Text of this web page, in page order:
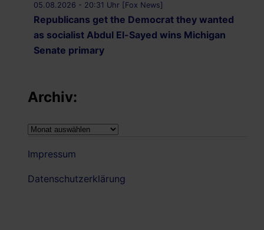
05.08.2026 - 20:31 Uhr [Fox News]
Republicans get the Democrat they wanted
as socialist Abdul El-Sayed wins Michigan
Senate primary
verge of being finalised’: Iran’s deputy
US not directly updating Israel on talks with
Archiv:
Archiv:
Impressum
Datenschutzerklärung